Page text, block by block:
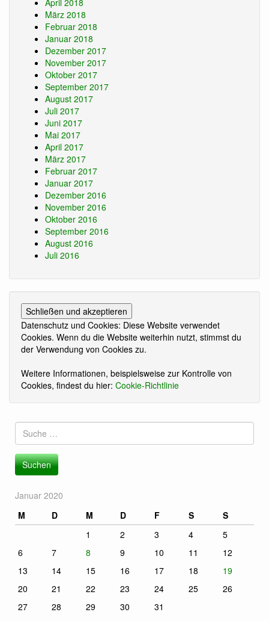
April 2018
März 2018
Februar 2018
Januar 2018
Dezember 2017
November 2017
Oktober 2017
September 2017
August 2017
Juli 2017
Juni 2017
Mai 2017
April 2017
März 2017
Februar 2017
Januar 2017
Dezember 2016
November 2016
Oktober 2016
September 2016
August 2016
Juli 2016
Datenschutz und Cookies: Diese Website verwendet
Cookies. Wenn du die Website weiterhin nutzt, stimmst du
der Verwendung von Cookies zu.
Weitere Informationen, beispielsweise zur Kontrolle von
Cookies, findest du hier: Cookie-Richtlinie
Suche
nach:
Januar 2020
M
D M D F S
S
1
2 3 4
5
6
7 8 9 10 11
12
13
14 15 16 17 18
19
20
21 22 23 24 25
26
27
28 29 30 31